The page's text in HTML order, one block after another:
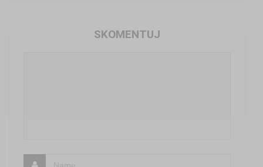
SKOMENTUJ